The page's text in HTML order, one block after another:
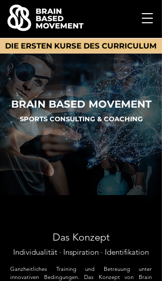
BRAIN BASED MOVEMENT
SPORTS CONSULTING & COACHING
DIE ERSTEN KURSE DES
Individualität · Inspiration · Identifikation
Das Konzept
Ganzheitliches Training und Betreuung unter
innovativen Bedingungen. Das Konzept von Brain